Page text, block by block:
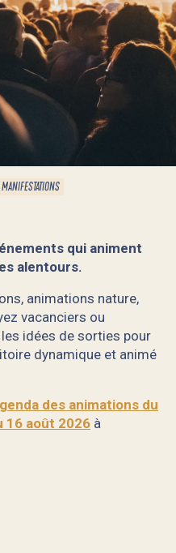
qui animent
alentours.
animations nature,
vacanciers ou
idées de sorties pour
dynamique et animé
des animations du
16 août 2026 à